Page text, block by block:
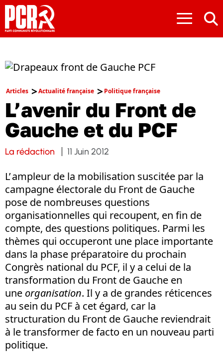
≡
Articles Actualité française Politique française
L’avenir du Front de
Gauche et du PCF
La rédaction 11 Juin 2012
L’ ampleur de la mobilisation suscitée par la
campagne électorale du Front de Gauche
pose de nombreuses questions
organisationnelles qui recoupent, en fin de
compte, des questions politiques. Parmi les
thèmes qui occuperont une place importante
dans la phase préparatoire du prochain
Congrès national du PCF, il y a celui de la
transformation du Front de Gauche en
une organisation. Il y a de grandes réticences
au sein du PCF à cet égard, car la
structuration du Front de Gauche reviendrait
à le transformer de facto en un nouveau parti
politique.